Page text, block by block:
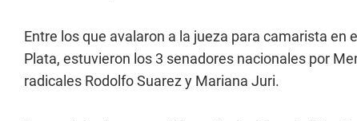
Entre los que avalaron a la jueza para camarista en
Plata, estuvieron los 3 senadores nacionales por
radicales Rodolfo Suarez y Mariana Juri.